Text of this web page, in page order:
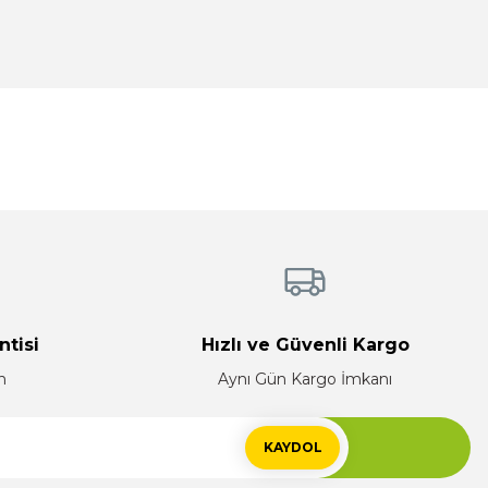
Hızlı ve Güvenli Kargo
Aynı Gün Kargo İmkanı
KAYDOL